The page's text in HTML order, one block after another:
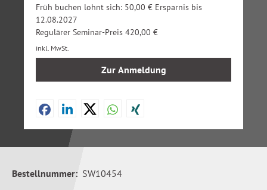
Früh buchen lohnt sich: 50,00 € Ersparnis bis
12.08.2027
Regulärer Seminar-Preis 420,00 €
inkl. MwSt.
Zur Anmeldung
Bestellnummer: SW10454